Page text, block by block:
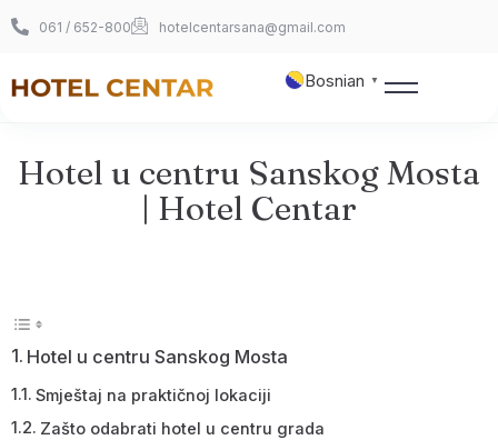
061 / 652-800 hotelcentarsana@gmail.com
Naslovnica
360° šetnja
Foto galerija
Bosnian ▼
Hotel u centru Sanskog Mosta
| Hotel Centar
Hotel u centru Sanskog Mosta
Smještaj na praktičnoj lokaciji
Zašto odabrati hotel u centru grada